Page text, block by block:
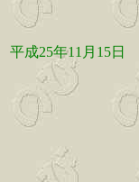
平成25年11月15日